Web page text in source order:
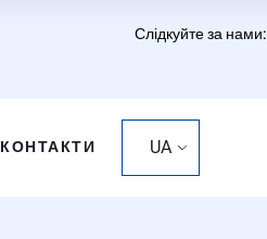
Слідкуйте за нами:
КОНТАКТИ UA